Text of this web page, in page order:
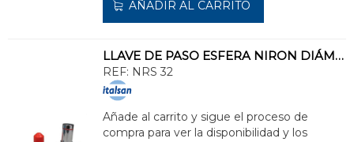
AÑADIR AL CARRITO
LLAVE DE PASO ESFERA NIRON DIÁMETRO 32
REF: NRS 32
Añade al carrito y sigue el proceso de
compra para ver la disponibilidad y los